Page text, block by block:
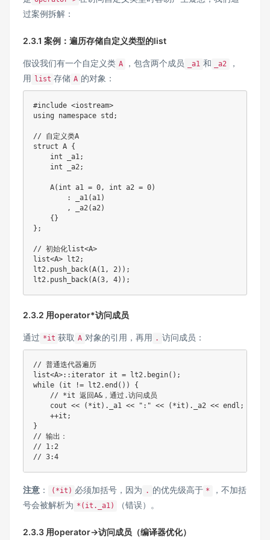
过案例拆解：
2.3.1 案例：遍历存储自定义类型的list
假设我们有一个自定义类 A ，包含两个成员 _a1 和 _a2
，
用 list 存储 A 的对象：
#include <iostream>
using
namespace std ;
// 自定义类A
struct A {
int _a1;
int _a2;
A( int a1 = 0, int a2 = 0)
:
_a1(a1)
,
_a2(a2)
{ }
} ;
// 初始化list<A>
list<A> lt2;
lt2. push_back(A( 1, 2) ) ;
lt2. push_back(A(3, 4) ) ;
2.3.2 用operator*访问成员
通过 *it 获取 A 对象的引用，再用 . 访问成员：
// 普通迭代器遍历
list<A>:: iterator it = lt2. begin( ) ;
while
( it != lt2.end ( ) )
{
// *it 返回A&，通过.访问成员
    cout
<< ( *it ) . _a1 << ":" << ( *it ) . _a2 << endl ;
++it ;
}
// 输出：
// 1:2
// 3:4
注意 ： (*it) 必须加括号，因为 . 的优先级高于 *
，不加括
号会被解析为 *(it._a1) （错误）。
2.3.3 用operator->访问成员（编译器优化）